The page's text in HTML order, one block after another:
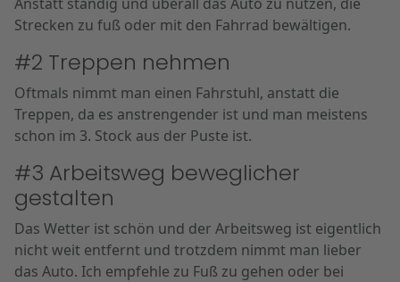
Strecken zu fuß oder mit den Fahrrad bewältigen.
#2 Treppen nehmen
Oftmals nimmt man einen Fahrstuhl, anstatt die
Treppen, da es anstrengender ist und man meistens
schon im 3. Stock aus der Puste ist.
#3 Arbeitsweg beweglicher
gestalten
Das Wetter ist schön und der Arbeitsweg ist eigentlich
nicht weit entfernt und trotzdem nimmt man lieber
das Auto. Ich empfehle zu Fuß zu gehen oder bei